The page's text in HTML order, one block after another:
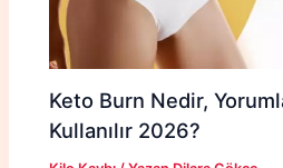
Keto Burn Nedir,
Kullanılır 2026?